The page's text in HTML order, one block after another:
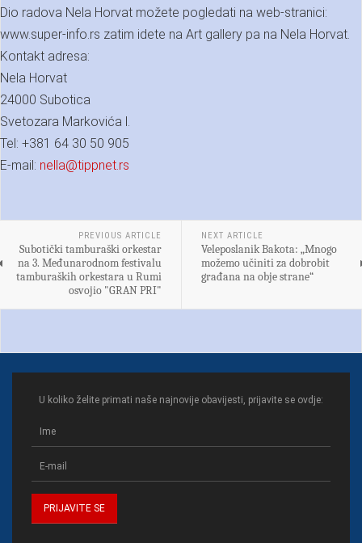
Dio radova Nela Horvat možete pogledati na web-stranici:
www.super-info.rs zatim idete na Art gallery pa na Nela Horvat.
Kontakt adresa:
Nela Horvat
24000 Subotica
Svetozara Markovića l.
Tel: +381 64 30 50 905
E-mail: nella@tippnet.rs
PREVIOUS ARTICLE
Subotički tamburaški orkestar
na 3. Međunarodnom festivalu
tamburaških orkestara u Rumi
osvojio "GRAN PRI"
NEXT ARTICLE
Veleposlanik Bakota: „Mnogo
možemo učiniti za dobrobit
građana na obje strane“
U koliko želite primati naše najnovije obavijesti, prijavite se ovdje: